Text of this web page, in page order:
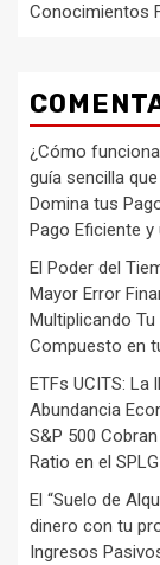
Conocimientos
¿Cómo
guía sencilla
Domina tus
Pago Eficiente
El Poder del
Mayor Error
Multiplicando
Compuesto en
ETFs UCITS:
Abundancia
S&P 500
Ratio en el SPLG
El “Suelo de
dinero con tu
Ingresos